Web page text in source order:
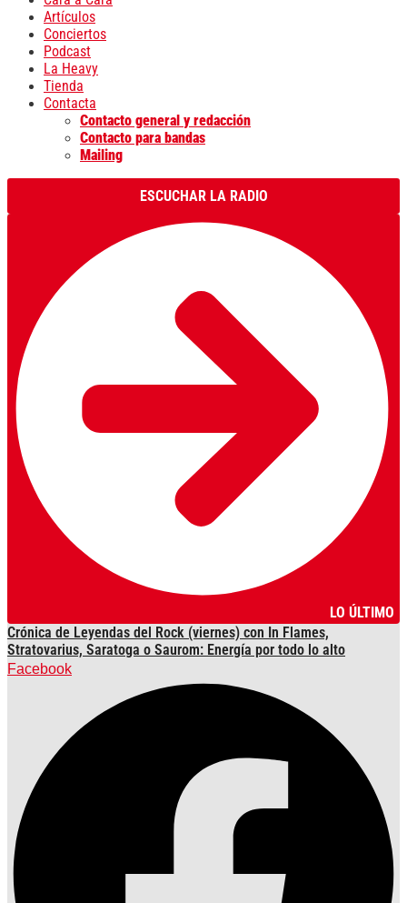
Artículos
Conciertos
Podcast
La Heavy
Tienda
Contacta
Contacto general y redacción
Contacto para bandas
Mailing
ESCUCHAR LA RADIO
LO ÚLTIMO
Crónica de Leyendas del Rock (viernes) con In Flames,
Stratovarius, Saratoga o Saurom: Energía por todo lo alto
Facebook